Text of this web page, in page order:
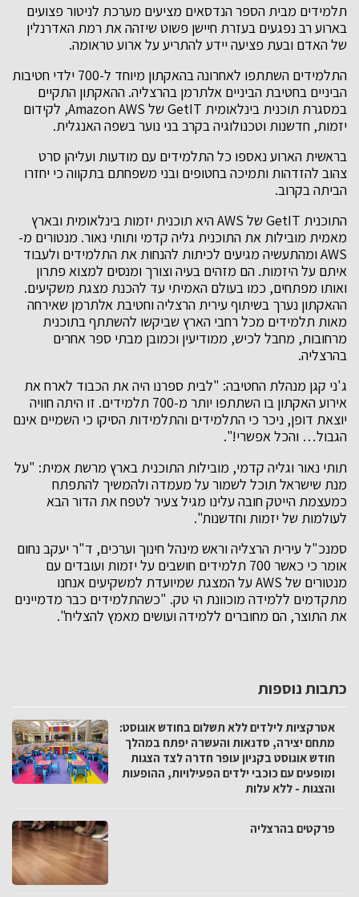
תלמידים מבית הספר הנדסאים מציעים מערכת לניטור פצועים
בארוע רב נפגעים בעזרת חיישן פשוט שיזהה את רמת האדרנלין
של האדם ובעת פציעה יידע להתריע על ארוע טראומה.
התלמידים השתתפו לאחרונה בהאקתון מיוחד ל-700 ילדי חטיבות
הביניים בחטיבת הביניים אלתרמן בהרצליה. ההאקתון התקיים
במסגרת תוכנית בינלאומית GetIT של Amazon AWS, לקידום
יזמות, חדשנות וטכנולוגיה בקרב בני נוער בשפה האנגלית.
בראשית הארוע נאספו כל התלמידים עם מודעות ועליהן סרט
צהוב להזדהות ותמיכה בחטופים ובני משפחתם בתקווה כי יחזרו
הביתה בקרוב.
התוכנית GetIT של AWS היא תוכנית יזמות בינלאומית ובארץ
מאמית מובילות את התוכנית גליה קדמי ותותי נאור. מנטורים מ-
AWS ומהתעשיה מגיעים לכיתות להנחות את התלמידים ולעבוד
איתם על היזמות. הם מזהים בעיה וצורך ומנסים למצוא פתרון
ואותו מפתחים, כמו בעולם האמיתי עד להכנת מצגת משקיעים.
ההאקתון נערך בשיתוף עירית הרצליה וחטיבת אלתרמן שאירחה
מאות תלמידים מכל רחבי הארץ שביקשו להשתתף בתוכנית
מרחובות, מחבל לכיש, ממודיעין וכמובן מבתי ספר אחרים
בהרצליה.
ג'ני קגן מנהלת החטיבה: "לבית ספרנו היה את הכבוד לארח את
אירוע האקתון בו השתתפו יותר מ-700 תלמידים. זו היתה חוויה
יוצאת דופן, ניכר כי התלמידים והתלמידות הסיקו כי השמיים אינם
הגבול… והכל אפשרי!".
תותי נאור וגליה קדמי, מובילות התוכנית בארץ מרשת אמית: "על
מנת שישראל תוכל לשמור על מעמדה ולהמשיך להתפתח
כמעצמת הייטק חובה עלינו מגיל צעיר לטפח את הדור הבא
לעולמות של יזמות וחדשנות".
סמנכ"ל עירית הרצליה וראש מינהל חינוך וערכים, ד"ר יעקב נחום
אומר כי כאשר 700 תלמידים חושבים על יזמות ועובדים עם
מנטורים של AWS על המצגת שמיועדת למשקיעים אנחנו
מתקדמים ללמידה מוכוונת הי טק. "כשהתלמידים כבר מדמיינים
את התוצר, הם מחוברים ללמידה ועושים מאמץ להצליח".
כתבות נוספות
אטרקציות לילדים ללא תשלום בחודש אוגוסט:
מתחם יצירה, סדנאות והעשרה יפתח במהלך
חודש אוגוסט בקניון עופר חדרה לצד הצגות
ומופעים עם כוכבי ילדים הפעילויות, ההופעות
והצגות - ללא עלות
פרקטים בהרצליה